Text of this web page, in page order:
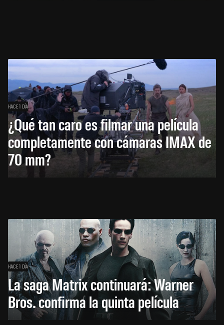
HACE 1 DÍA
¿Qué tan caro es filmar una película
completamente con cámaras IMAX de
70 mm?
HACE 1 DÍA
La saga Matrix continuará: Warner
Bros. confirma la quinta película